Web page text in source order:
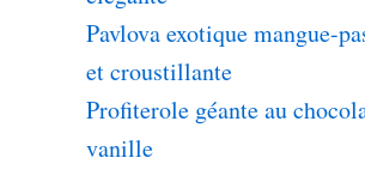
Pavlova exotique mangue-
et croustillante
Profiterole géante au
vanille